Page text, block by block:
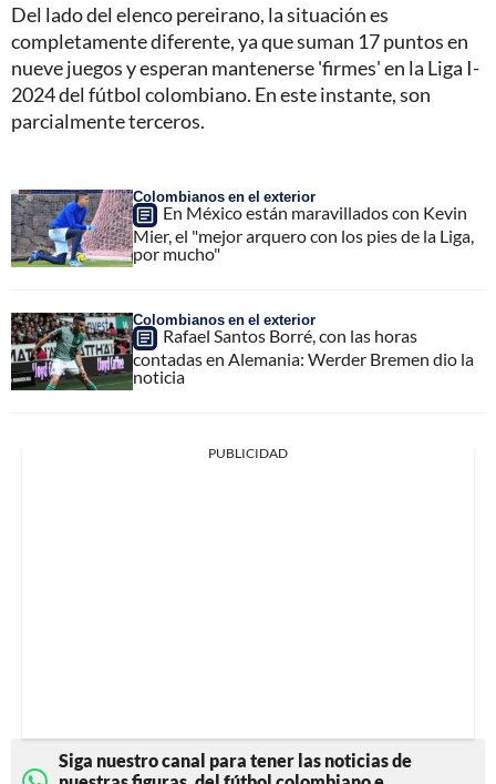
Del lado del elenco pereirano, la situación es
completamente diferente, ya que suman 17 puntos en
nueve juegos y esperan mantenerse 'firmes' en la Liga I-
2024 del fútbol colombiano. En este instante, son
parcialmente terceros.
Colombianos en el exterior
En México están maravillados con Kevin
Mier, el "mejor arquero con los pies de la Liga,
por mucho"
Colombianos en el exterior
Rafael Santos Borré, con las horas
contadas en Alemania: Werder Bremen dio la
noticia
PUBLICIDAD
Siga nuestro canal para tener las noticias de